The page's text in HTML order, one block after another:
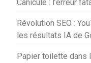
Canicule : l’erreur
Révolution SEO :
les résultats IA de
Papier toilette dans